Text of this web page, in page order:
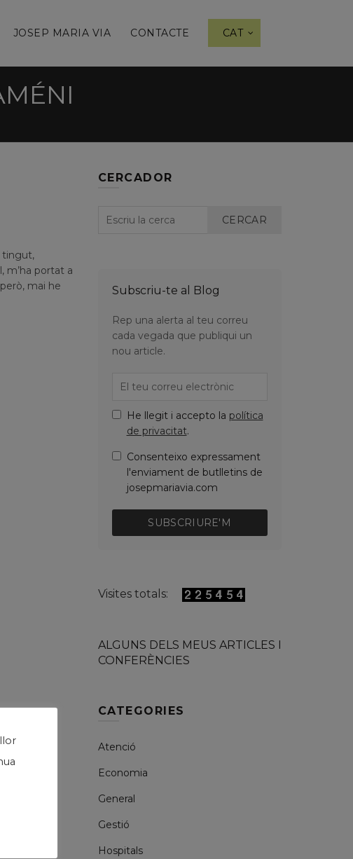
JOSEP MARIA VIA CONTACTE CAT
tingut,
m’ha portat a
mai he
CERCADOR
CERCAR
Subscriu-te al Blog
Rep una alerta al teu correu
cada vegada que publiqui un
nou article.
He llegit i accepto la política
de privacitat.
Consenteixo expressament
l'enviament de butlletins de
josepmariavia.com
SUBSCRIURE'M
Visites totals:
ALGUNS DELS MEUS ARTICLES I
CONFERÈNCIES
CATEGORIES
Atenció
Economia
General
Gestió
Hospitals